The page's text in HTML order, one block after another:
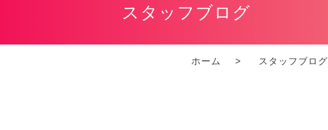
スタッフブログ
ホーム スタッフブログ